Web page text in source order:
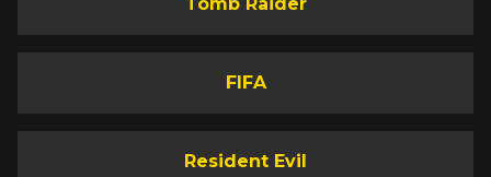
FIFA
Resident Evil